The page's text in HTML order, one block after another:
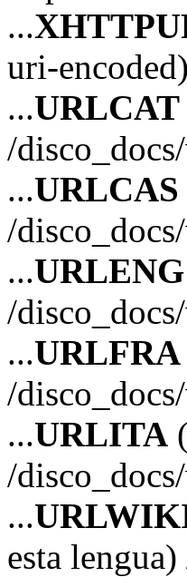
...
uri-
...URLCAT
/
...URLCAS
/
...URLENG
/
...URLFRA
/
...URLITA
/
...
esta